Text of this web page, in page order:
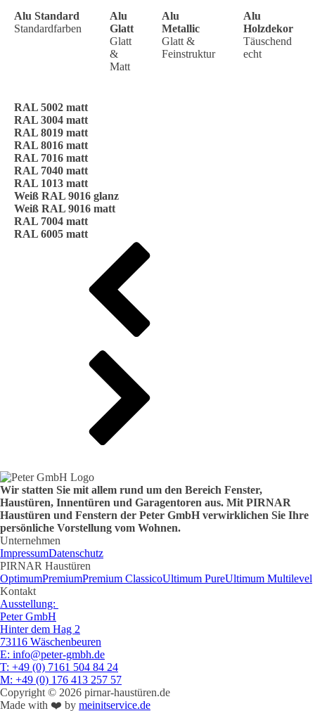
Alu Standard
Standardfarben
Alu
Glatt
Glatt
&
Matt
Alu
Metallic
Glatt &
Feinstruktur
Alu
Holzdekor
Täuschend
echt
RAL 5002 matt
RAL 3004 matt
RAL 8019 matt
RAL 8016 matt
RAL 7016 matt
RAL 7040 matt
RAL 1013 matt
Weiß RAL 9016 glanz
Weiß RAL 9016 matt
RAL 7004 matt
RAL 6005 matt
Wir statten Sie mit allem rund um den Bereich Fenster,
Haustüren, Innentüren und Garagentoren aus. Mit PIRNAR
Haustüren und Fenstern der Peter GmbH verwirklichen Sie Ihre
persönliche Vorstellung vom Wohnen.
Unternehmen
ImpressumDatenschutz
PIRNAR Haustüren
OptimumPremiumPremium ClassicoUltimum PureUltimum Multilevel
Kontakt
Ausstellung:
Peter GmbH
Hinter dem Hag 2
73116 Wäschenbeuren
E: info@peter-gmbh.de
T: +49 (0) 7161 504 84 24
M: +49 (0) 176 413 257 57
Copyright © 2026 pirnar-haustüren.de
Made with ❤️ by meinitservice.de